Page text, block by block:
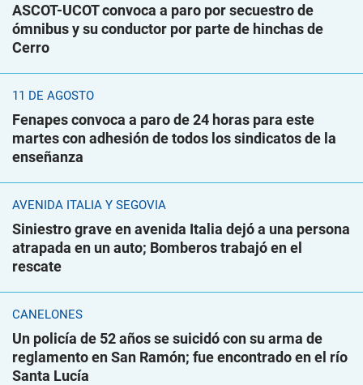
ASCOT-UCOT convoca a paro por secuestro de
ómnibus y su conductor por parte de hinchas de
Cerro
11 DE AGOSTO
Fenapes convoca a paro de 24 horas para este
martes con adhesión de todos los sindicatos de la
enseñanza
AVENIDA ITALIA Y SEGOVIA
Siniestro grave en avenida Italia dejó a una persona
atrapada en un auto; Bomberos trabajó en el
rescate
CANELONES
Un policía de 52 años se suicidó con su arma de
reglamento en San Ramón; fue encontrado en el río
Santa Lucía